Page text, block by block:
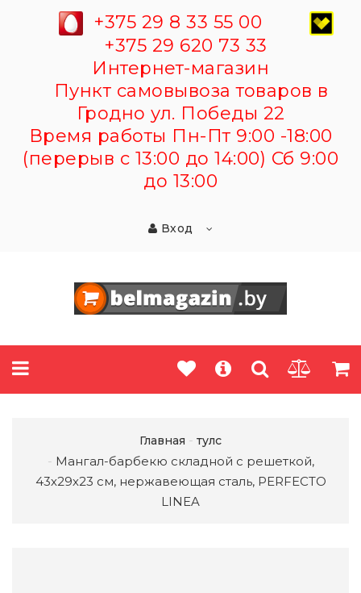
+375 29 8 33 55 00
+375 29 620 73 33
Интернет-магазин
Пункт самовывоза товаров в
Гродно ул. Победы 22
Время работы Пн-Пт 9:00 -18:00
(перерыв с 13:00 до 14:00) Сб 9:00
до 13:00
Вход
Главная тулс
Мангал-барбекю складной с решеткой,
43х29х23 см, нержавеющая сталь, PERFECTO
LINEA